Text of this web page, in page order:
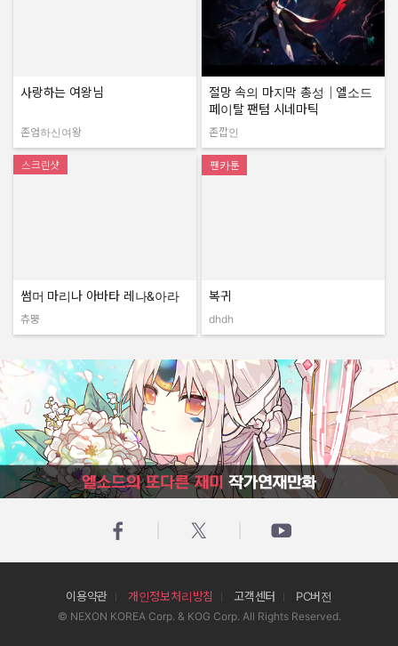
사랑하는 여왕님
작성자:
존엄하신여왕
절망 속의 마지막 총성｜엘소드
페이탈 팬텀 시네마틱
작성자:
존깝인
스크린샷
썸머 마리나 아바타 레나&아라
작성자:
츄뿡
팬카툰
복귀
dhdh
엘소드의 또다른 재미 작가연재만화
이용약관 개인정보처리방침 고객센터 PC버전
© NEXON KOREA Corp. & KOG Corp. All Rights Reserved.